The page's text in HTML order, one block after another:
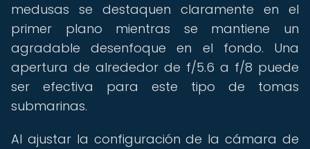
medusas se destaquen claramente en el
primer plano mientras se mantiene un
agradable desenfoque en el fondo. Una
apertura de alrededor de f/5.6 a f/8 puede
ser efectiva para este tipo de tomas
submarinas.
Al ajustar la configuración de la cámara de